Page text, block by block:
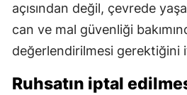
açısından değil, çevrede
can ve mal güvenliği
değerlendirilmesi gerektiğini
Ruhsatın iptal